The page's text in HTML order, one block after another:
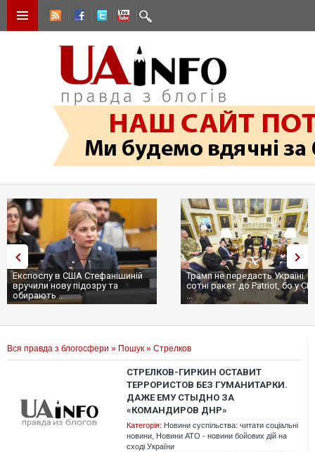
Експослу в США Стефанішиній
вручили нову підозру та
обирають...
Трамп не передасть Україні
сотні ракет до Patriot, бо у
...
Вся правда з блогосфери » Пошук » Стрелков
СТРЕЛКОВ-ГИРКИН ОСТАВИТ
ТЕРРОРИСТОВ БЕЗ ГУМАНИТАРКИ.
ДАЖЕ ЕМУ СТЫДНО ЗА
«КОМАНДИРОВ ДНР»
Категорія: Новини суспільства: читати соціальні
новини Новини АТО - новини бойових дій на
сході України